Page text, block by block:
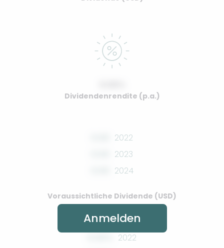
Dividendenrendite (p.a.)
2022
2023
2024
Voraussichtliche Dividende (USD)
2022
Anmelden